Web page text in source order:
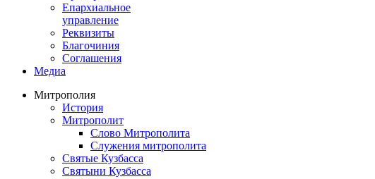
Епархиальное
управление
Реквизиты
Благочиния
Соглашения
Медиа
Митрополия
История
Митрополит
Слово Митрополита
Служения митрополита
Святые Кузбасса
Святыни Кузбасса